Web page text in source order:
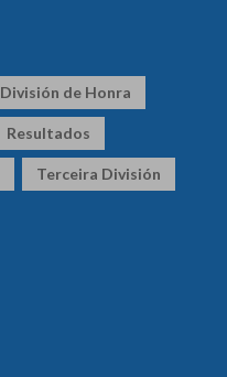
División de Honra
Resultados
Terceira División